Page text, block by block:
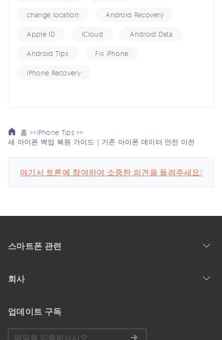
change location Android Recovery
Apple ID iCloud Android Data
Android Tips Fix iPhone
iPhone Recovery
홈 >>iPhone Tips >>
새 아이폰 백업 복원 가이드｜기존 아이폰 데이터 안전 이전
여기서 토론에 참여하여 소중한 의견을 들려주세요!
스마트폰 관련
회사
업데이트 구독